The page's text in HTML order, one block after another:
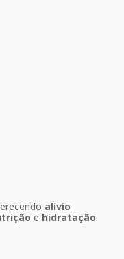
alívio
e hidratação